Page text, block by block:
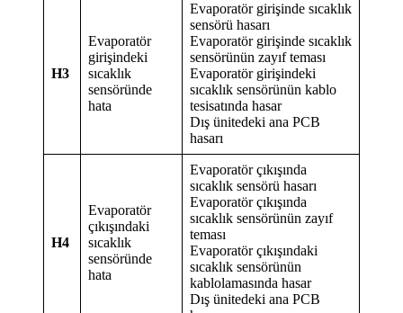
H3
Evaporatör
girişindeki
sıcaklık
sensöründe
hata
Evaporatör girişinde sıcaklık
sensörü hasarı
Evaporatör girişinde sıcaklık
sensörünün zayıf teması
Evaporatör girişindeki
sıcaklık sensörünün kablo
tesisatında hasar
Dış ünitedeki ana PCB
hasarı
H4
Evaporatör
çıkışındaki
sıcaklık
sensöründe
hata
Evaporatör çıkışında
sıcaklık sensörü hasarı
Evaporatör çıkışında
sıcaklık sensörünün zayıf
teması
Evaporatör çıkışındaki
sıcaklık sensörünün
kablolamasında hasar
Dış ünitedeki ana PCB